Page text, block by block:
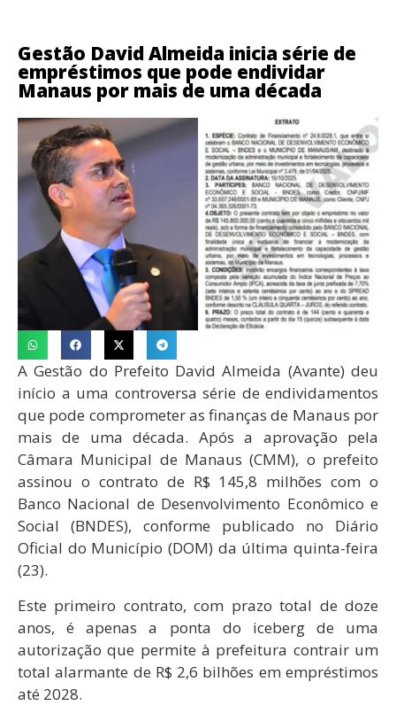
Gestão David Almeida inicia série de
empréstimos que pode endividar
Manaus por mais de uma década
A Gestão do Prefeito David Almeida (Avante) deu
início a uma controversa série de endividamentos
que pode comprometer as finanças de Manaus por
mais de uma década. Após a aprovação pela
Câmara Municipal de Manaus (CMM), o prefeito
assinou o contrato de R$ 145,8 milhões com o
Banco Nacional de Desenvolvimento Econômico e
Social (BNDES), conforme publicado no Diário
Oficial do Município (DOM) da última quinta-feira
(23).
Este primeiro contrato, com prazo total de doze
anos, é apenas a ponta do iceberg de uma
autorização que permite à prefeitura contrair um
total alarmante de R$ 2,6 bilhões em empréstimos
até 2028.